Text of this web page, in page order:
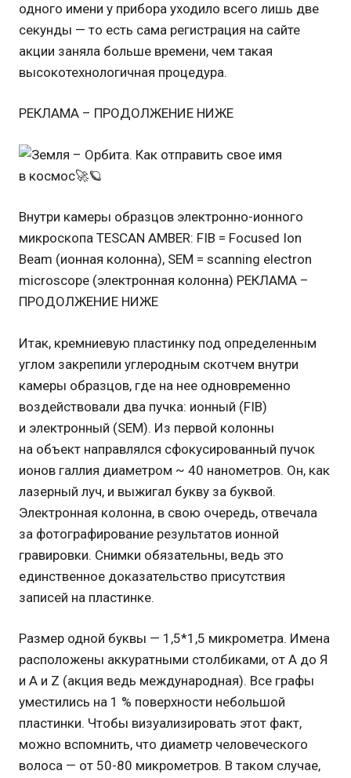
одного имени у прибора уходило всего лишь две
секунды — то есть сама регистрация на сайте
акции заняла больше времени, чем такая
высокотехнологичная процедура.
РЕКЛАМА – ПРОДОЛЖЕНИЕ НИЖЕ
Внутри камеры образцов электронно-ионного
микроскопа TESCAN AMBER: FIB = Focused Ion
Beam (ионная колонна), SEM = scanning electron
microscope (электронная колонна) РЕКЛАМА –
ПРОДОЛЖЕНИЕ НИЖЕ
Итак, кремниевую пластинку под определенным
углом закрепили углеродным скотчем внутри
камеры образцов, где на нее одновременно
воздействовали два пучка: ионный (FIB)
и электронный (SEM). Из первой колонны
на объект направлялся сфокусированный пучок
ионов галлия диаметром ~ 40 нанометров. Он, как
лазерный луч, и выжигал букву за буквой.
Электронная колонна, в свою очередь, отвечала
за фотографирование результатов ионной
гравировки. Снимки обязательны, ведь это
единственное доказательство присутствия
записей на пластинке.
Размер одной буквы — 1,5*1,5 микрометра. Имена
расположены аккуратными столбиками, от А до Я
и A и Z (акция ведь международная). Все графы
уместились на 1 % поверхности небольшой
пластинки. Чтобы визуализировать этот факт,
можно вспомнить, что диаметр человеческого
волоса — от 50-80 микрометров. В таком случае,